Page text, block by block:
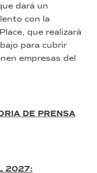
dará un
con la
que realizará
para cubrir
empresas del
DE PRENSA
2027: